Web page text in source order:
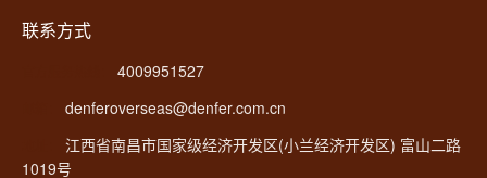
联系方式
4009951527
denferoverseas@denfer.com.cn
江西省南昌市国家级经济开发区(小兰经济开发区) 富山二路
1019号